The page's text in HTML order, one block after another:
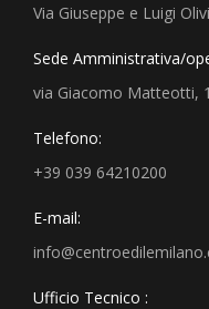
Via Giuseppe e Luigi
Sede Amministrativa/
via Giacomo Matteotti,
Telefono:
+39 039 64210200
E-mail:
Ufficio Tecnico :